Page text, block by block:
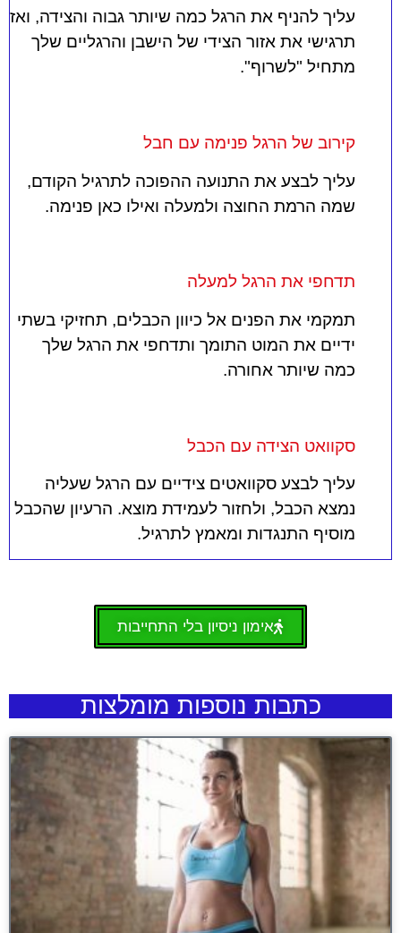
עליך להניף את הרגל כמה שיותר גבוה והצידה, ואז
תרגישי את אזור הצידי של הישבן והרגליים שלך
מתחיל "לשרוף".
קירוב של הרגל פנימה עם חבל
עליך לבצע את התנועה ההפוכה לתרגיל הקודם,
שמה הרמת החוצה ולמעלה ואילו כאן פנימה.
תדחפי את הרגל למעלה
תמקמי את הפנים אל כיוון הכבלים, תחזיקי בשתי
ידיים את המוט התומך ותדחפי את הרגל שלך
כמה שיותר אחורה.
סקוואט הצידה עם הכבל
עליך לבצע סקוואטים צידיים עם הרגל שעליה
נמצא הכבל, ולחזור לעמידת מוצא. הרעיון שהכבל
מוסיף התנגדות ומאמץ לתרגיל.
אימון ניסיון בלי התחייבות
כתבות נוספות מומלצות